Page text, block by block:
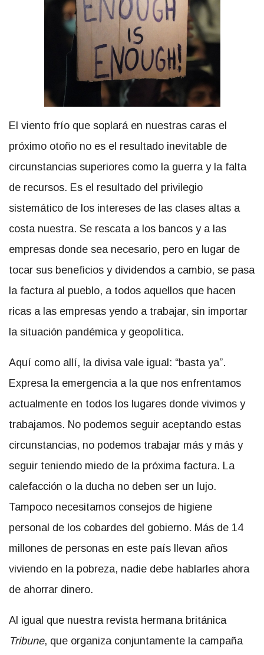
El viento frío que soplará en nuestras caras el
próximo otoño no es el resultado inevitable de
circunstancias superiores como la guerra y la falta
de recursos. Es el resultado del privilegio
sistemático de los intereses de las clases altas a
costa nuestra. Se rescata a los bancos y a las
empresas donde sea necesario, pero en lugar de
tocar sus beneficios y dividendos a cambio, se pasa
la factura al pueblo, a todos aquellos que hacen
ricas a las empresas yendo a trabajar, sin importar
la situación pandémica y geopolítica.
Aquí como allí, la divisa vale igual: “basta ya”.
Expresa la emergencia a la que nos enfrentamos
actualmente en todos los lugares donde vivimos y
trabajamos. No podemos seguir aceptando estas
circunstancias, no podemos trabajar más y más y
seguir teniendo miedo de la próxima factura. La
calefacción o la ducha no deben ser un lujo.
Tampoco necesitamos consejos de higiene
personal de los cobardes del gobierno. Más de 14
millones de personas en este país llevan años
viviendo en la pobreza, nadie debe hablarles ahora
de ahorrar dinero.
Al igual que nuestra revista hermana británica
Tribune, que organiza conjuntamente la campaña